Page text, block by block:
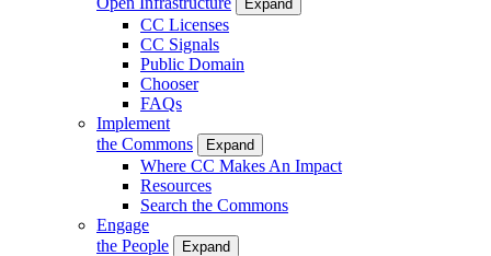
Expand
CC Licenses
CC Signals
Public Domain
Chooser
FAQs
Implement
the Commons
Expand
Where CC Makes An Impact
Resources
Search the Commons
Engage
the People
Expand